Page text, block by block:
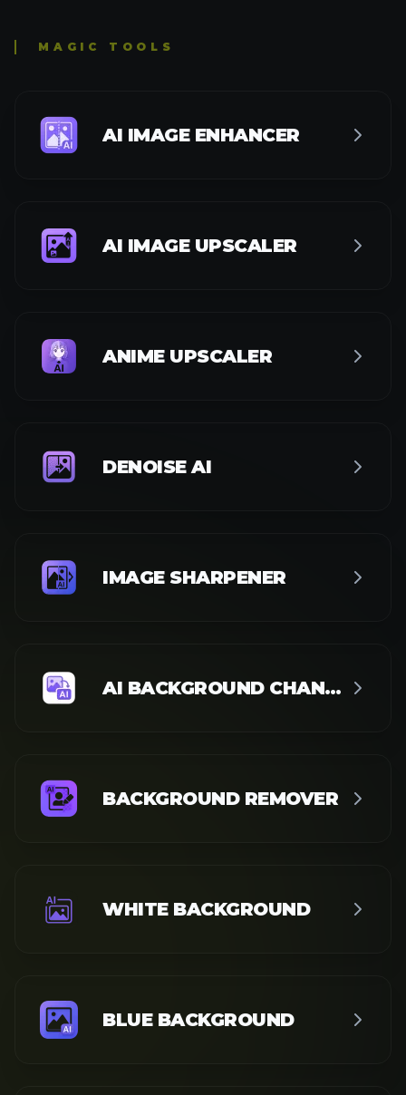
MAGIC TOOLS
AI IMAGE ENHANCER
AI IMAGE UPSCALER
ANIME UPSCALER
DENOISE AI
IMAGE SHARPENER
AI BACKGROUND CHANGER
BACKGROUND REMOVER
WHITE BACKGROUND
BLUE BACKGROUND